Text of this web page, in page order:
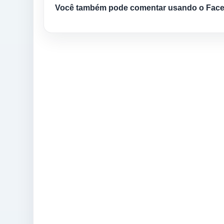
Você também pode comentar usando o